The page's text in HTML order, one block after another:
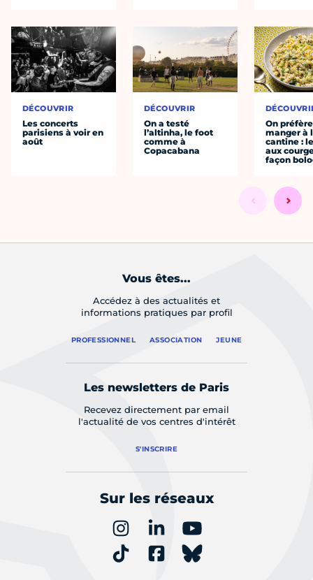
DÉCOUVRIR
Les concerts
parisiens à voir en
août
DÉCOUVRIR
On a testé
l’altinha, le foot
comme à
Copacabana
On préfère
manger à
cantine :
aux
façon
Vous êtes...
Accédez à des actualités et
informations pratiques par profil
PROFESSIONNEL ASSOCIATION JEUNE
Les newsletters de Paris
Recevez directement par email
l'actualité de vos centres d'intérêt
S'INSCRIRE
Sur les réseaux